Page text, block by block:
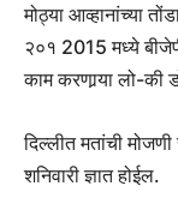
मोठ्या आव्हानांच्या
२०१ 2015 मध्ये
काम करणार्‍या लो-की
दिल्लीत मतांची
शनिवारी ज्ञात होईल.